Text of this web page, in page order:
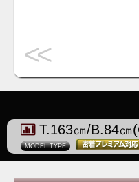
<<
T.163㎝/B.84㎝
MODEL TYPE